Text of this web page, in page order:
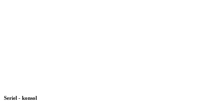
Seriel - konsol